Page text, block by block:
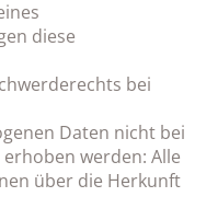
diese
bei
Daten nicht bei
werden: Alle
über die Herkunft